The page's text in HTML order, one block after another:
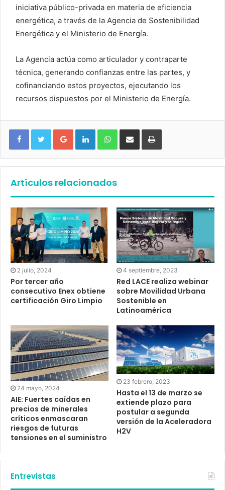
iniciativa público-privada en materia de eficiencia
energética, a través de la Agencia de Sostenibilidad
Energética y el Ministerio de Energía.
La Agencia actúa como articulador y contraparte
técnica, generando confianzas entre las partes, y
cofinanciando estos proyectos, ejecutando los
recursos dispuestos por el Ministerio de Energía.
Google+ LinkedIn WhatsApp
Artículos relacionados
2 julio, 2024
Por tercer año
consecutivo Enex obtiene
certificación Giro Limpio
4 septiembre, 2023
Red LACE realiza webinar
sobre Movilidad Urbana
Sostenible en
Latinoamérica
24 mayo, 2024
AIE: Fuertes caídas en
precios de minerales
críticos enmascaran
riesgos de futuras
tensiones en el suministro
23 febrero, 2023
Hasta el 13 de marzo se
extiende plazo para
postular a segunda
versión de la Aceleradora
H2V
Entrevistas